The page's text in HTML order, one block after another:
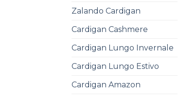
Zalando Cardigan
Cardigan Cashmere
Cardigan Lungo Invernale
Cardigan Lungo Estivo
Cardigan Amazon